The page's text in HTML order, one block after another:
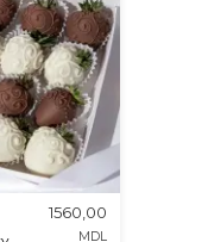
1560,00
MDL